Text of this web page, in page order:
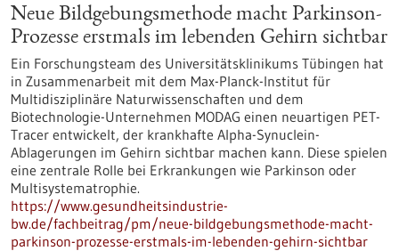
Neue Bildgebungsmethode macht Parkinson-
Prozesse erstmals im lebenden Gehirn sichtbar
Ein Forschungsteam des Universitätsklinikums Tübingen hat
in Zusammenarbeit mit dem Max-Planck-Institut für
Multidisziplinäre Naturwissenschaften und dem
Biotechnologie-Unternehmen MODAG einen neuartigen PET-
Tracer entwickelt, der krankhafte Alpha-Synuclein-
Ablagerungen im Gehirn sichtbar machen kann. Diese spielen
eine zentrale Rolle bei Erkrankungen wie Parkinson oder
Multisystematrophie.
https://www.gesundheitsindustrie-
bw.de/fachbeitrag/pm/neue-bildgebungsmethode-macht-
parkinson-prozesse-erstmals-im-lebenden-gehirn-sichtbar